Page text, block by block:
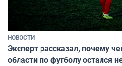
НОВОСТИ
Эксперт рассказал, почему
области по футболу остался